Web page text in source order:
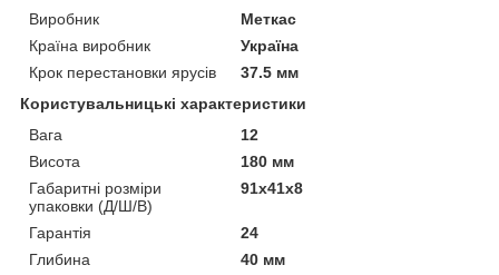
Виробник
Меткас
Країна виробник
Україна
Крок перестановки ярусів
37.5 мм
Користувальницькі характеристики
Вага
12
Висота
180 мм
Габаритні розміри
упаковки (Д/Ш/В)
91х41х8
Гарантія
24
Глибина
40 мм